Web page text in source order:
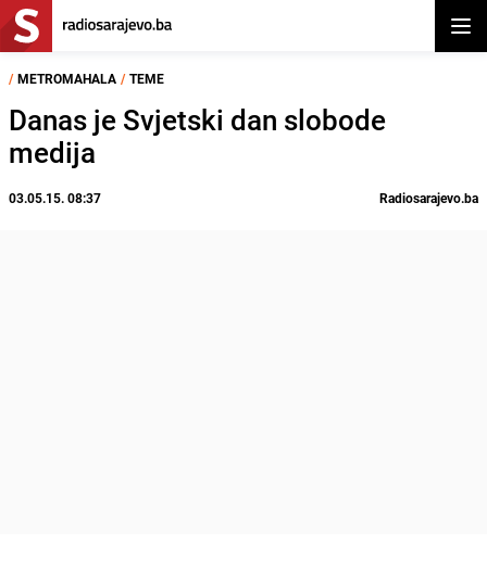
/ METROMAHALA / TEME
Danas je Svjetski dan slobode
medija
03.05.15. 08:37 Radiosarajevo.ba